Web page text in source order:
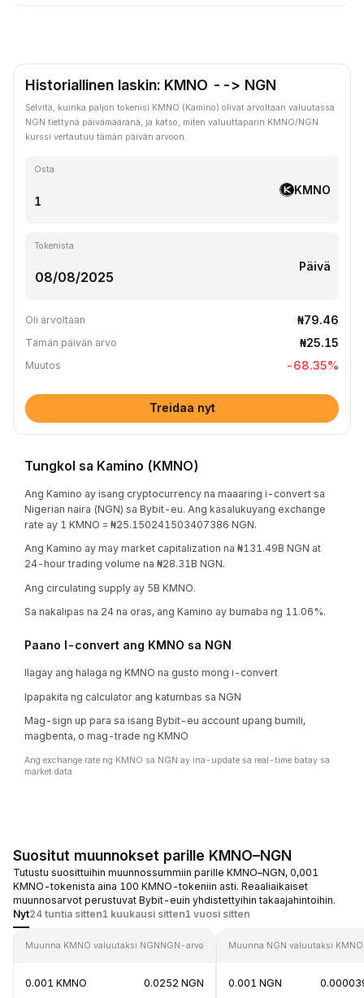
Historiallinen laskin: KMNO --> NGN
Selvitä, kuinka paljon tokenisi KMNO (Kamino) olivat arvoltaan valuutassa
NGN tiettynä päivämääränä, ja katso, miten valuuttaparin KMNO/NGN
kurssi vertautuu tämän päivän arvoon.
Osta
KMNO
Tokenista
Päivä
Oli arvoltaan ₦79.46
Tämän päivän arvo ₦25.15
Muutos -68.35%
Treidaa nyt
Tungkol sa Kamino (KMNO)
Ang Kamino ay isang cryptocurrency na maaaring i-convert sa
Nigerian naira (NGN) sa Bybit-eu. Ang kasalukuyang exchange
rate ay 1 KMNO = ₦25.150241503407386 NGN.
Ang Kamino ay may market capitalization na ₦131.49B NGN at
24-hour trading volume na ₦28.31B NGN.
Ang circulating supply ay 5B KMNO.
Sa nakalipas na 24 na oras, ang Kamino ay bumaba ng 11.06%.
Paano I-convert ang KMNO sa NGN
Ilagay ang halaga ng KMNO na gusto mong i-convert
Ipapakita ng calculator ang katumbas sa NGN
Mag-sign up para sa isang Bybit-eu account upang bumili,
magbenta, o mag-trade ng KMNO
Ang exchange rate ng KMNO sa NGN ay ina-update sa real-time batay sa
market data.
Suositut muunnokset parille KMNO–NGN
Tutustu suosittuihin muunnossummiin parille KMNO–NGN, 0,001
KMNO-tokenista aina 100 KMNO-tokeniin asti. Reaaliaikaiset
muunnosarvot perustuvat Bybit-euin yhdistettyihin takaajahintoihin.
Nyt24 tuntia sitten1 kuukausi sitten1 vuosi sitten
Muunna KMNO valuutaksi NGNNGN-arvo
0.001 KMNO 0.0252 NGN
Muunna NGN valuutaksi KMNO
0.001 NGN